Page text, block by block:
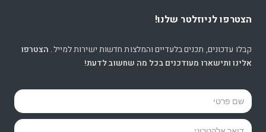
הצטרפו לניוזלטר שלנו!
קבלו עדכונים, תכנים בלעדיים והמלצות חדשות ישירות למייל. הצטרפו
אלינו ותישארו מעודכנים בכל מה שחשוב לדעת!